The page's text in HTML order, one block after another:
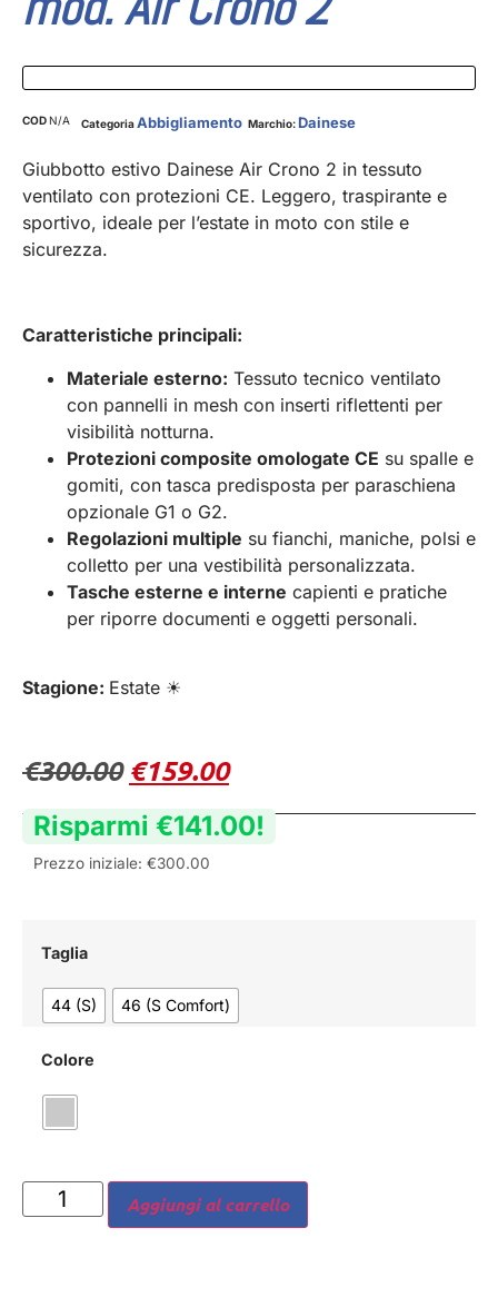
COD N/A CategoriaAbbigliamento Marchio:Dainese
Giubbotto estivo Dainese Air Crono 2 in tessuto
ventilato con protezioni CE. Leggero, traspirante e
sportivo, ideale per l’estate in moto con stile e
sicurezza.
Caratteristiche principali:
Materiale esterno: Tessuto tecnico ventilato
con pannelli in mesh con inserti riflettenti per
visibilità notturna.
Protezioni composite omologate CE su spalle e
gomiti, con tasca predisposta per paraschiena
opzionale G1 o G2.
Regolazioni multiple su fianchi, maniche, polsi e
colletto per una vestibilità personalizzata.
Tasche esterne e interne capienti e pratiche
per riporre documenti e oggetti personali.
Stagione: Estate ☀
€300.00 €159.00
Risparmi €141.00!
Prezzo iniziale: €300.00
Taglia
44 (S) 46 (S Comfort)
Colore
Aggiungi al carrello